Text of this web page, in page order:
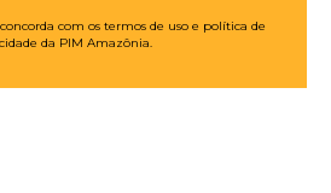
com os termos de uso e política de
da PIM Amazônia.